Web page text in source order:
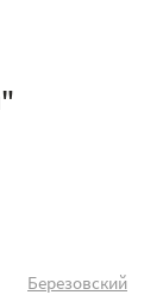
Березовский